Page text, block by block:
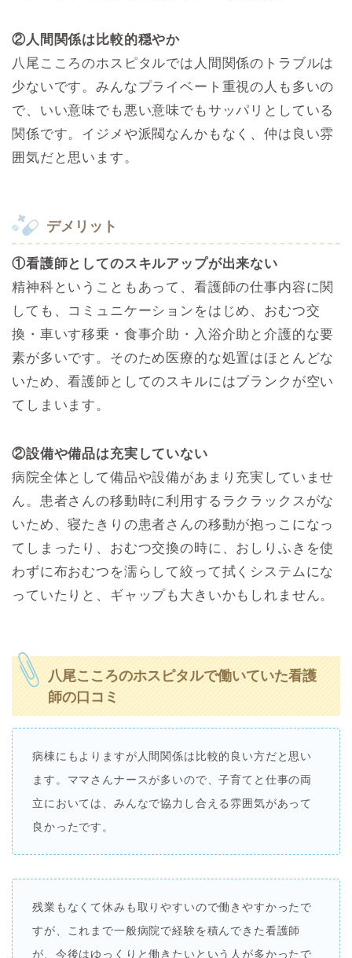
②人間関係は比較的穏やか
八尾こころのホスピタルでは人間関係のトラブルは
少ないです。みんなプライベート重視の人も多いの
で、いい意味でも悪い意味でもサッパリとしている
関係です。イジメや派閥なんかもなく、仲は良い雰
囲気だと思います。
デメリット
①看護師としてのスキルアップが出来ない
精神科ということもあって、看護師の仕事内容に関
しても、コミュニケーションをはじめ、おむつ交
換・車いす移乗・食事介助・入浴介助と介護的な要
素が多いです。そのため医療的な処置はほとんどな
いため、看護師としてのスキルにはブランクが空い
てしまいます。
②設備や備品は充実していない
病院全体として備品や設備があまり充実していませ
ん。患者さんの移動時に利用するラクラックスがな
いため、寝たきりの患者さんの移動が抱っこになっ
てしまったり、おむつ交換の時に、おしりふきを使
わずに布おむつを濡らして絞って拭くシステムにな
っていたりと、ギャップも大きいかもしれません。
八尾こころのホスピタルで働いていた看護
師の口コミ
病棟にもよりますが人間関係は比較的良い方だと思い
ます。ママさんナースが多いので、子育てと仕事の両
立においては、みんなで協力し合える雰囲気があって
良かったです。
残業もなくて休みも取りやすいので働きやすかったで
すが、これまで一般病院で経験を積んできた看護師
が、今後はゆっくりと働きたいという人が多かったで